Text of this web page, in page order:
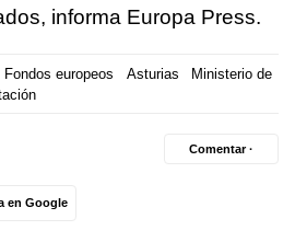
informa Europa Press.
Fondos europeos Asturias
Ministerio de
en Google
Comentar ·